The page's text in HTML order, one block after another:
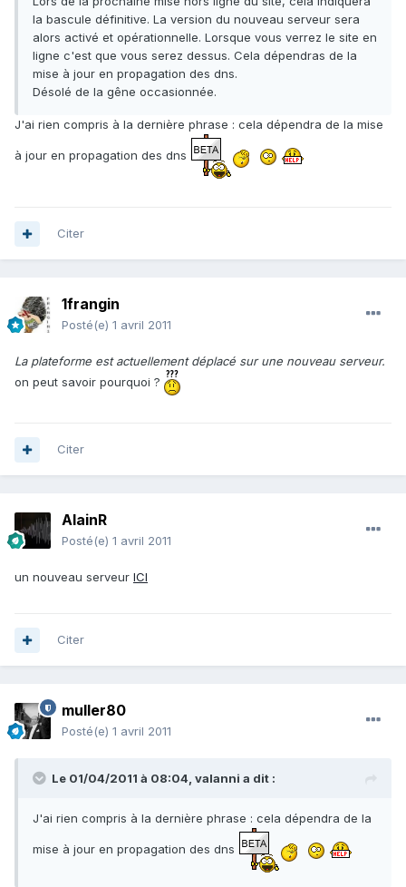
la bascule définitive. La version du nouveau serveur sera
alors activé et opérationnelle. Lorsque vous verrez le site en
ligne c'est que vous serez dessus. Cela dépendras de la
mise à jour en propagation des dns.
Désolé de la gêne occasionnée.
J'ai rien compris à la dernière phrase : cela dépendra de la mise
à jour en propagation des dns
Citer
1frangin
Posté(e) 1 avril 2011
La plateforme est actuellement déplacé sur une nouveau serveur.
on peut savoir pourquoi ?
Citer
AlainR
Posté(e) 1 avril 2011
un nouveau serveur ICI
Citer
muller80
Posté(e) 1 avril 2011
Le 01/04/2011 à 08:04, valanni a dit :
J'ai rien compris à la dernière phrase : cela dépendra de la
mise à jour en propagation des dns